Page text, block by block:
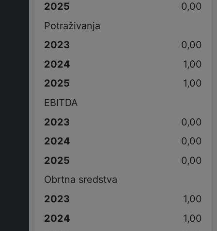
0,00
Potraživanja
0,00
1,00
1,00
EBITDA
0,00
0,00
0,00
Obrtna sredstva
1,00
1,00